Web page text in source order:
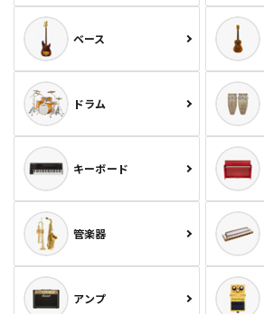
ベース
ドラム
キーボード
管楽器
アンプ